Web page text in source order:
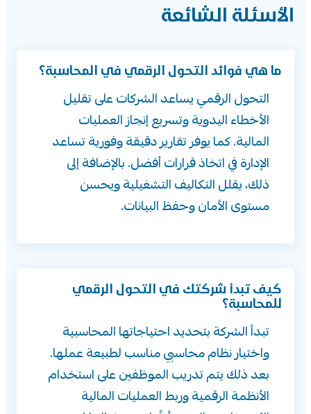
الأسئلة الشائعة
ما هي فوائد التحول الرقمي في المحاسبة؟
التحول الرقمي يساعد الشركات على تقليل
الأخطاء اليدوية وتسريع إنجاز العمليات
المالية. كما يوفر تقارير دقيقة وفورية تساعد
الإدارة في اتخاذ قرارات أفضل. بالإضافة إلى
ذلك، يقلل التكاليف التشغيلية ويحسن
مستوى الأمان وحفظ البيانات.
كيف تبدأ شركتك في التحول الرقمي
للمحاسبة؟
تبدأ الشركة بتحديد احتياجاتها المحاسبية
واختيار نظام محاسبي مناسب لطبيعة عملها.
بعد ذلك يتم تدريب الموظفين على استخدام
الأنظمة الرقمية وربط العمليات المالية